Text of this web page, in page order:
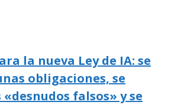
la nueva Ley de IA: se
obligaciones, se
falsos» y se